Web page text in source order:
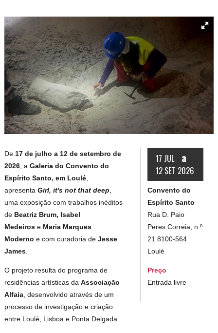
17 JUL a
12 SET 2026
Convento do
Espírito Santo
Rua D. Paio
Peres Correia, n.º
21 8100-564
Loulé
Preço
Entrada livre
De 17 de julho a 12 de setembro de
2026 , aGaleria do Convento do
Espírito Santo, em Loulé
apresenta Girl, it's not that deep
uma exposição com trabalhos inéditos
de Beatriz Brum, Isabel
Medeiros e Maria Marques
Moderno e com curadoria de Jesse
James
O projeto resulta do programa de
residências artísticas daAssociação
Alfaia , desenvolvido através de um
processo de investigação e criação
entre Loulé, Lisboa e Ponta Delgada.